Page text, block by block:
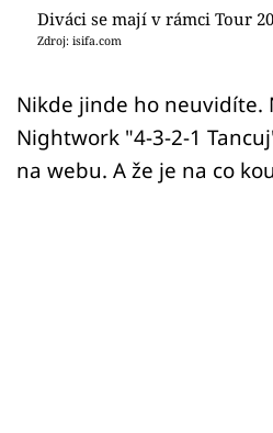
Přihlášení
Sledujte nás
Diváci se mají v rámci Tour
Zdroj: isifa.com
Nikde jinde ho neuvidíte.
Nightwork "4-3-2-1
na webu. A že je na co